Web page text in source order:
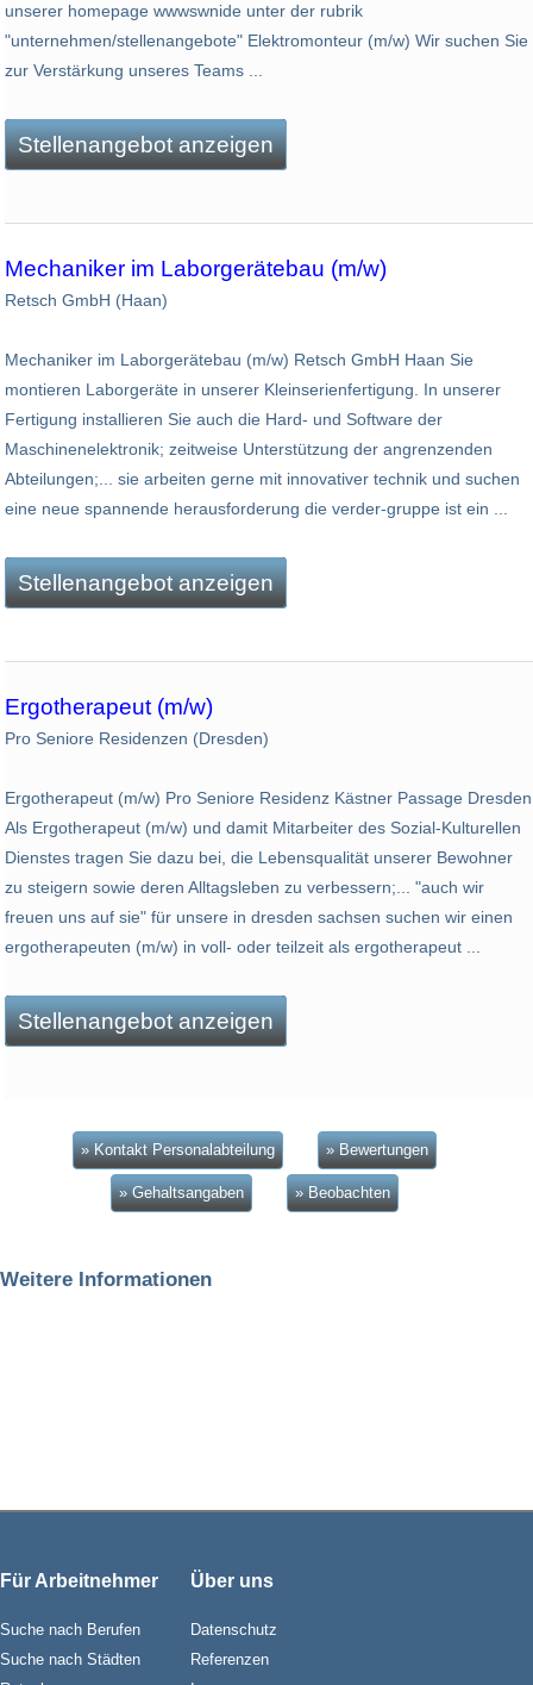
unserer homepage wwwswnide unter der rubrik
"unternehmen/stellenangebote" Elektromonteur (m/w) Wir suchen Sie
zur Verstärkung unseres Teams ...
Stellenangebot anzeigen
Mechaniker im Laborgerätebau (m/w)
Retsch GmbH (Haan)
Mechaniker im Laborgerätebau (m/w) Retsch GmbH Haan Sie
montieren Laborgeräte in unserer Kleinserienfertigung. In unserer
Fertigung installieren Sie auch die Hard- und Software der
Maschinenelektronik; zeitweise Unterstützung der angrenzenden
Abteilungen;... sie arbeiten gerne mit innovativer technik und suchen
eine neue spannende herausforderung die verder-gruppe ist ein ...
Stellenangebot anzeigen
Ergotherapeut (m/w)
Pro Seniore Residenzen (Dresden)
Ergotherapeut (m/w) Pro Seniore Residenz Kästner Passage Dresden
Als Ergotherapeut (m/w) und damit Mitarbeiter des Sozial-Kulturellen
Dienstes tragen Sie dazu bei, die Lebensqualität unserer Bewohner
zu steigern sowie deren Alltagsleben zu verbessern;... "auch wir
freuen uns auf sie" für unsere in dresden sachsen suchen wir einen
ergotherapeuten (m/w) in voll- oder teilzeit als ergotherapeut ...
Stellenangebot anzeigen
» Kontakt Personalabteilung » Bewertungen
» Gehaltsangaben » Beobachten
Weitere Informationen
Für Arbeitnehmer
Suche nach Berufen
Suche nach Städten
Über uns
Datenschutz
Referenzen